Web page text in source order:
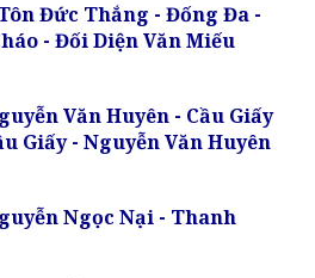
Đức Thắng - Đống Đa -
- Đối Diện Văn Miếu
Văn Huyên - Cầu Giấy
Giấy - Nguyễn Văn Huyên
Ngọc Nại - Thanh